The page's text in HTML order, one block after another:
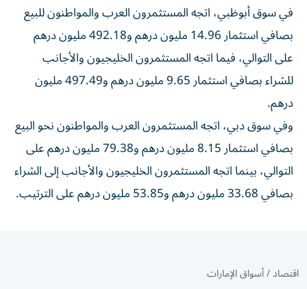
في سوق أبوظبي، اتجه المستثمرون العرب والمواطنون للبيع
بصافي استثمار 14.96 مليون درهم و492.18 مليون درهم
على التوالي، فيما اتجه المستثمرون الخليجيون والأجانب
للشراء بصافي استثمار 9.65 مليون درهم و497.49 مليون
درهم.
وفي سوق دبي، اتجه المستثمرون العرب والمواطنون نحو البيع
بصافي استثمار 8.15 مليون درهم و79.38 مليون درهم على
التوالي، بينما اتجه المستثمرون الخليجيون والأجانب إلى الشراء
بصافي 33.68 مليون درهم و53.85 مليون درهم على الترتيب.
اقتصاد/أسواق الإمارات